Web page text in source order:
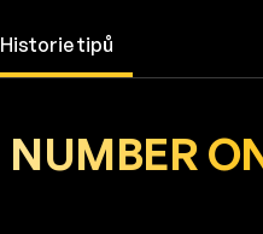
Historie tipů
NUMBER